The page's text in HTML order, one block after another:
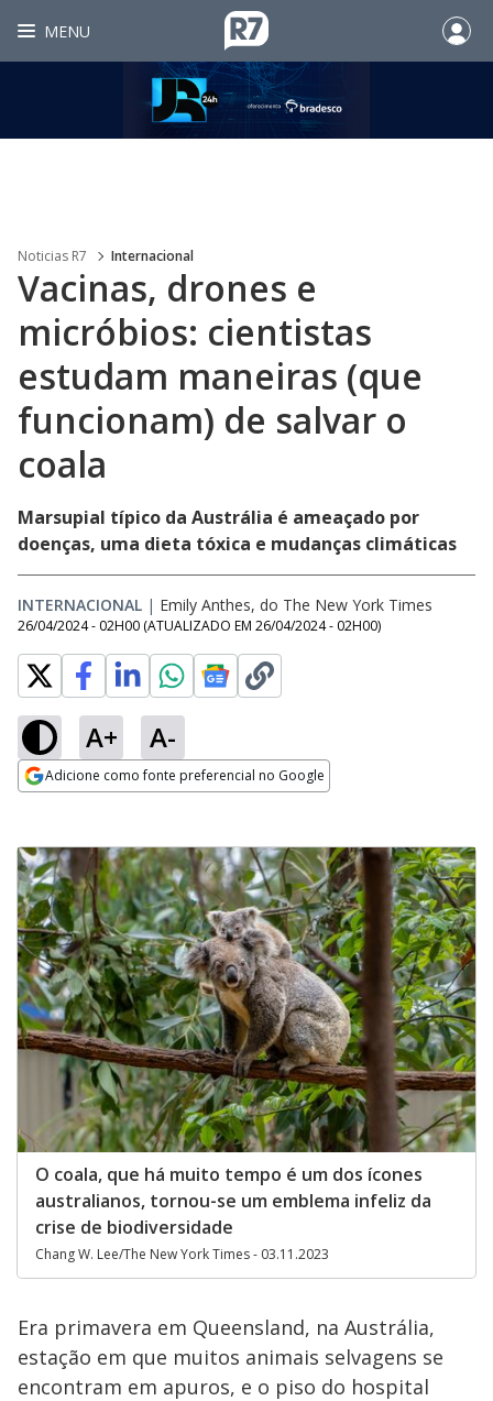
MENU
Noticias R7 Internacional
Vacinas, drones e
micróbios: cientistas
estudam maneiras (que
funcionam) de salvar o
coala
Marsupial típico da Austrália é ameaçado por
doenças, uma dieta tóxica e mudanças climáticas
INTERNACIONAL | Emily Anthes, do The New York Times
26/04/2024 - 02H00 (ATUALIZADO EM 26/04/2024 - 02H00)
A+ A-
Adicione como fonte preferencial no Google
O coala, que há muito tempo é um dos ícones
australianos, tornou-se um emblema infeliz da
crise de biodiversidade
Chang W. Lee/The New York Times - 03.11.2023
Era primavera em Queensland, na Austrália,
estação em que muitos animais selvagens se
encontram em apuros, e o piso do hospital